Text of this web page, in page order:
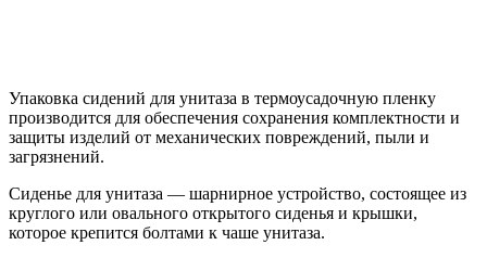
Упаковка сидений для унитаза в термоусадочную пленку
производится для обеспечения сохранения комплектности и
защиты изделий от механических повреждений, пыли и
загрязнений.
Сиденье для унитаза — шарнирное устройство, состоящее из
круглого или овального открытого сиденья и крышки,
которое крепится болтами к чаше унитаза.